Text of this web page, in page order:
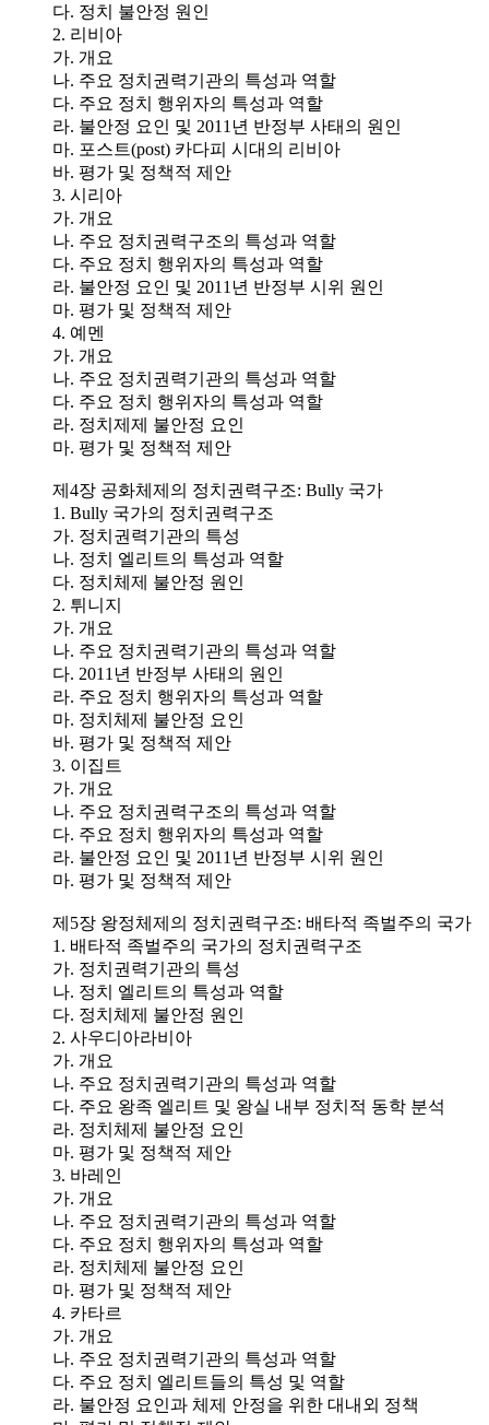
다. 정치 불안정 원인
2. 리비아
가. 개요
나. 주요 정치권력기관의 특성과 역할
다. 주요 정치 행위자의 특성과 역할
라. 불안정 요인 및 2011년 반정부 사태의 원인
마. 포스트(post) 카다피 시대의 리비아
바. 평가 및 정책적 제안
3. 시리아
가. 개요
나. 주요 정치권력구조의 특성과 역할
다. 주요 정치 행위자의 특성과 역할
라. 불안정 요인 및 2011년 반정부 시위 원인
마. 평가 및 정책적 제안
4. 예멘
가. 개요
나. 주요 정치권력기관의 특성과 역할
다. 주요 정치 행위자의 특성과 역할
라. 정치제제 불안정 요인
마. 평가 및 정책적 제안
제4장 공화체제의 정치권력구조: Bully 국가
1. Bully 국가의 정치권력구조
가. 정치권력기관의 특성
나. 정치 엘리트의 특성과 역할
다. 정치체제 불안정 원인
2. 튀니지
가. 개요
나. 주요 정치권력기관의 특성과 역할
다. 2011년 반정부 사태의 원인
라. 주요 정치 행위자의 특성과 역할
마. 정치체제 불안정 요인
바. 평가 및 정책적 제안
3. 이집트
가. 개요
나. 주요 정치권력구조의 특성과 역할
다. 주요 정치 행위자의 특성과 역할
라. 불안정 요인 및 2011년 반정부 시위 원인
마. 평가 및 정책적 제안
제5장 왕정체제의 정치권력구조: 배타적 족벌주의 국가
1. 배타적 족벌주의 국가의 정치권력구조
가. 정치권력기관의 특성
나. 정치 엘리트의 특성과 역할
다. 정치체제 불안정 원인
2. 사우디아라비아
가. 개요
나. 주요 정치권력기관의 특성과 역할
다. 주요 왕족 엘리트 및 왕실 내부 정치적 동학 분석
라. 정치체제 불안정 요인
마. 평가 및 정책적 제안
3. 바레인
가. 개요
나. 주요 정치권력기관의 특성과 역할
다. 주요 정치 행위자의 특성과 역할
라. 정치체제 불안정 요인
마. 평가 및 정책적 제안
4. 카타르
가. 개요
나. 주요 정치권력기관의 특성과 역할
다. 주요 정치 엘리트들의 특성 및 역할
라. 불안정 요인과 체제 안정을 위한 대내외 정책